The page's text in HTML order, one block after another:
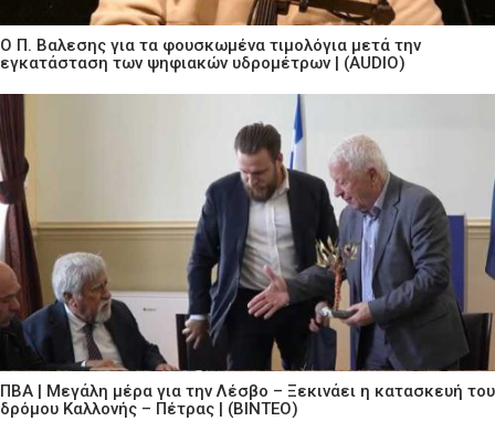
Ο Π. Βαλεσης για τα φουσκωμένα τιμολόγια μετά την
εγκατάσταση των ψηφιακών υδρομέτρων | (AUDIO)
ΠΒΑ | Μεγάλη μέρα για την Λέσβο – Ξεκινάει η κατασκευή του
δρόμου Καλλονής – Πέτρας | (ΒΙΝΤΕΟ)